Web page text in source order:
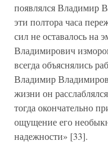
появлялся Владимир
эти полтора часа
сил не оставалось на
Владимирович
всегда объяснялись
Владимир
жизни он
тогда окончательно
ощущение его
надежности» [33].